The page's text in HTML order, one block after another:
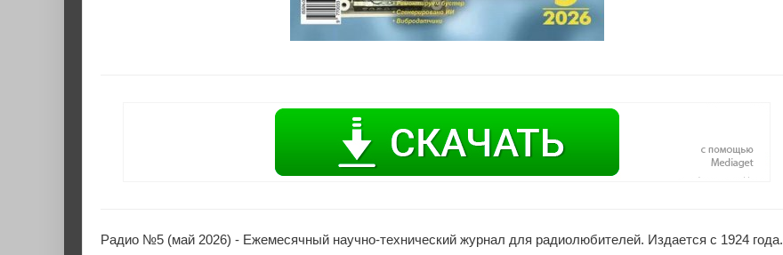
Радио №5 (май 2026) - Ежемесячный научно-технический журнал для радиолюбителей. Издается с 1924 года.